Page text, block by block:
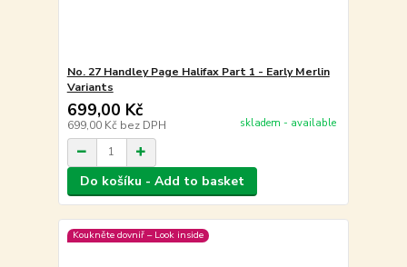
No. 27 Handley Page Halifax Part 1 - Early Merlin
Variants
699,00 Kč
699,00 Kč bez DPH skladem - available
Do košíku - Add to basket
Koukněte dovniř – Look inside